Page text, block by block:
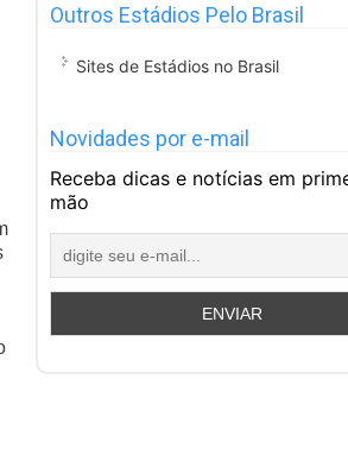
Outros Estádios Pelo Brasil
Sites de Estádios no Brasil
Novidades por e-mail
Receba dicas e notícias em
mão